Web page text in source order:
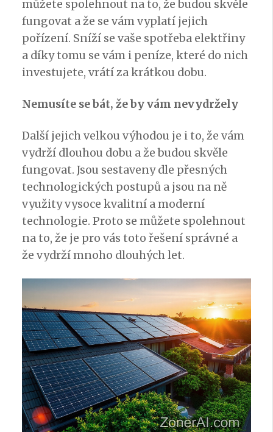
můžete spolehnout na to, že budou skvěle
fungovat a že se vám vyplatí jejich
pořízení. Sníží se vaše spotřeba elektřiny
a díky tomu se vám i peníze, které do nich
investujete, vrátí za krátkou dobu.
Nemusíte se bát, že by vám nevydržely
Další jejich velkou výhodou je i to, že vám
vydrží dlouhou dobu a že budou skvěle
fungovat. Jsou sestaveny dle přesných
technologických postupů a jsou na ně
využity vysoce kvalitní a moderní
technologie. Proto se můžete spolehnout
na to, že je pro vás toto řešení správné a
že vydrží mnoho dlouhých let.